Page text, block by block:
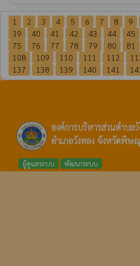
1 2 3 4 5 6 7 8 9
39
40 41 42 43 44 45
75
76 77 78 79 80 81
108
109 110 111 112
137
138 139 140 141
องค์การบริหารส่วนตำบล
อำเภอวังทอง จังหวัดพิษ
ผู้ดูแลระบบ พัฒนาระบบ